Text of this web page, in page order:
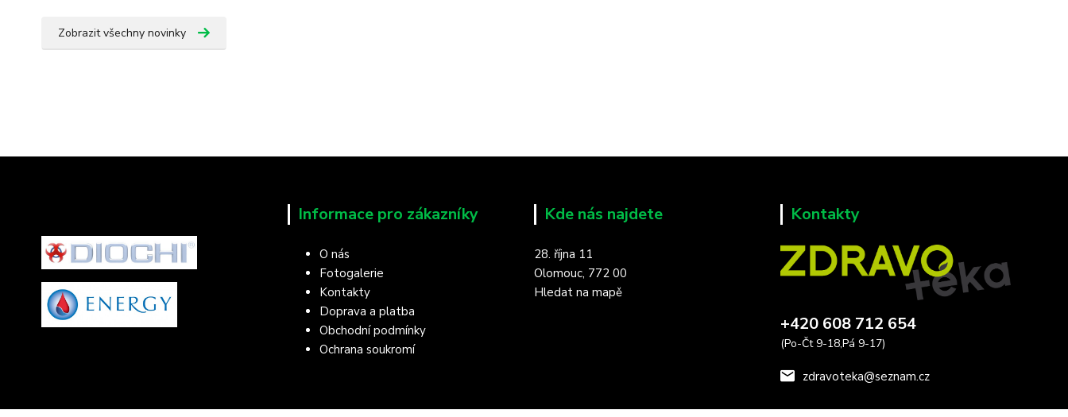
Zobrazit všechny novinky
Informace pro zákazníky
O nás
Fotogalerie
Kontakty
Doprava a platba
Obchodní podmínky
Ochrana soukromí
Kde nás najdete
28. října 11
Olomouc, 772 00
Hledat na mapě
Kontakty
+420 608 712 654
(Po-Čt 9-18,Pá 9-17)
zdravoteka@seznam.cz